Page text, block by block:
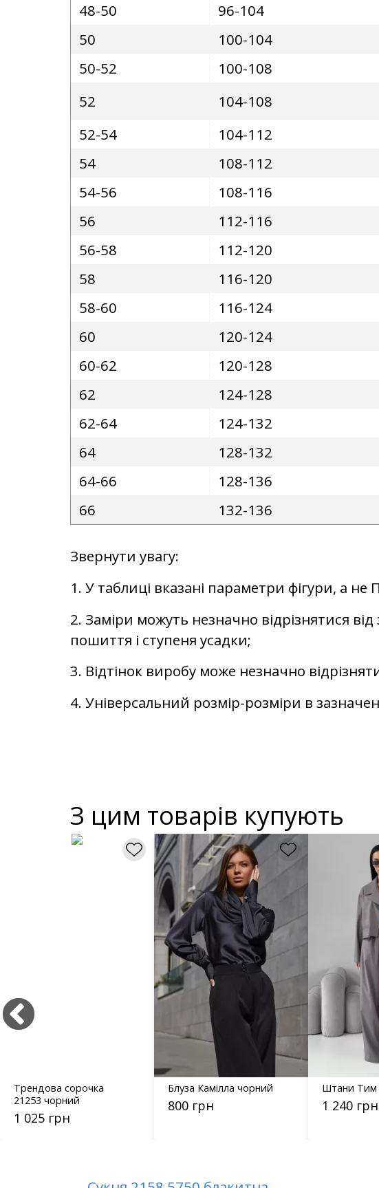
48-50
96-104
50
100-104
50-52
100-108
52
104-108
52-54
104-112
54
108-112
54-56
108-116
56
112-116
56-58
112-120
58
116-120
58-60
116-124
60
120-124
60-62
120-128
62
124-128
62-64
124-132
64
128-132
64-66
128-136
66
132-136
Звернути увагу:
1. У таблиці вказані параметри фігури, а
2. Заміри можуть незначно відрізнятися
пошиття і ступеня усадки;
3. Відтінок виробу може незначно
4. Універсальний розмір-розміри в
З цим товарів купують
Блуза Камілла чорний
800 грн
Штани Тим коричневий
1 240 грн
Чорні
смужку 4255
1 127 грн